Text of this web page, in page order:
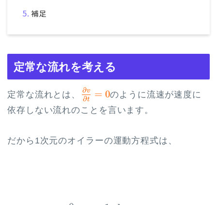
補足
定常な流れを考える
定常な流れとは、 ∂v
∂t = 0
∂v
のように流速が速度に
依存しない流れのことを言います。
だから1次元のオイラーの運動方程式は、